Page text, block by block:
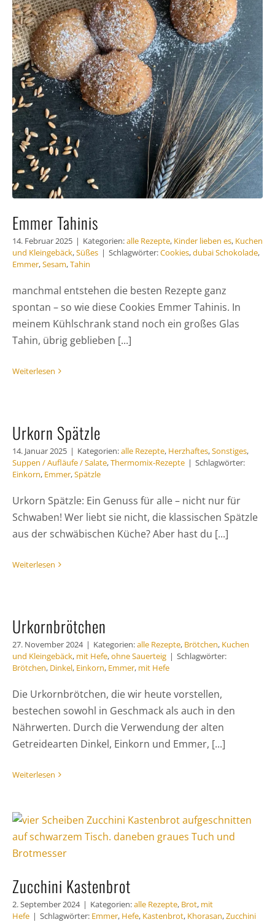
Emmer Tahinis
14. Februar 2025 | Kategorien:alle Rezepte, Kinder lieben es, Kuchen
und Kleingebäck,Süßes | Schlagwörter:Cookies,dubai Schokolade,
Emmer,Sesam,Tahin
manchmal entstehen die besten Rezepte ganz
spontan – so wie diese Cookies Emmer Tahinis. In
meinem Kühlschrank stand noch ein großes Glas
Tahin, übrig geblieben [...]
Weiterlesen
Urkorn Spätzle
14. Januar 2025 | Kategorien:alle Rezepte, Herzhaftes,Sonstiges,
Suppen / Aufläufe / Salate,Thermomix-Rezepte | Schlagwörter:
Einkorn, Emmer,Spätzle
Urkorn Spätzle: Ein Genuss für alle – nicht nur für
Schwaben! Wer liebt sie nicht, die klassischen Spätzle
aus der schwäbischen Küche? Aber hast du [...]
Weiterlesen
Urkornbrötchen
27. November 2024 | Kategorien:alle Rezepte, Brötchen, Kuchen
und Kleingebäck, mit Hefe,ohne Sauerteig | Schlagwörter:
Brötchen, Dinkel, Einkorn, Emmer, mit Hefe
Die Urkornbrötchen, die wir heute vorstellen,
bestechen sowohl in Geschmack als auch in den
Nährwerten. Durch die Verwendung der alten
Getreidearten Dinkel, Einkorn und Emmer, [...]
Weiterlesen
Zucchini Kastenbrot
2. September 2024 | Kategorien:alle Rezepte, Brot, mit
Hefe | Schlagwörter: Emmer, Hefe, Kastenbrot, Khorasan,Zucchini